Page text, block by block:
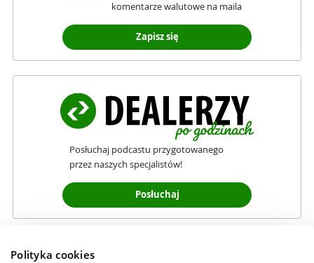
Polityka cookies
komentarze walutowe na maila
Zapisz się
Posłuchaj podcastu przygotowanego
przez naszych specjalistów!
Posłuchaj